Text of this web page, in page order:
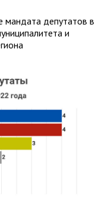
мандата депутатов в
и